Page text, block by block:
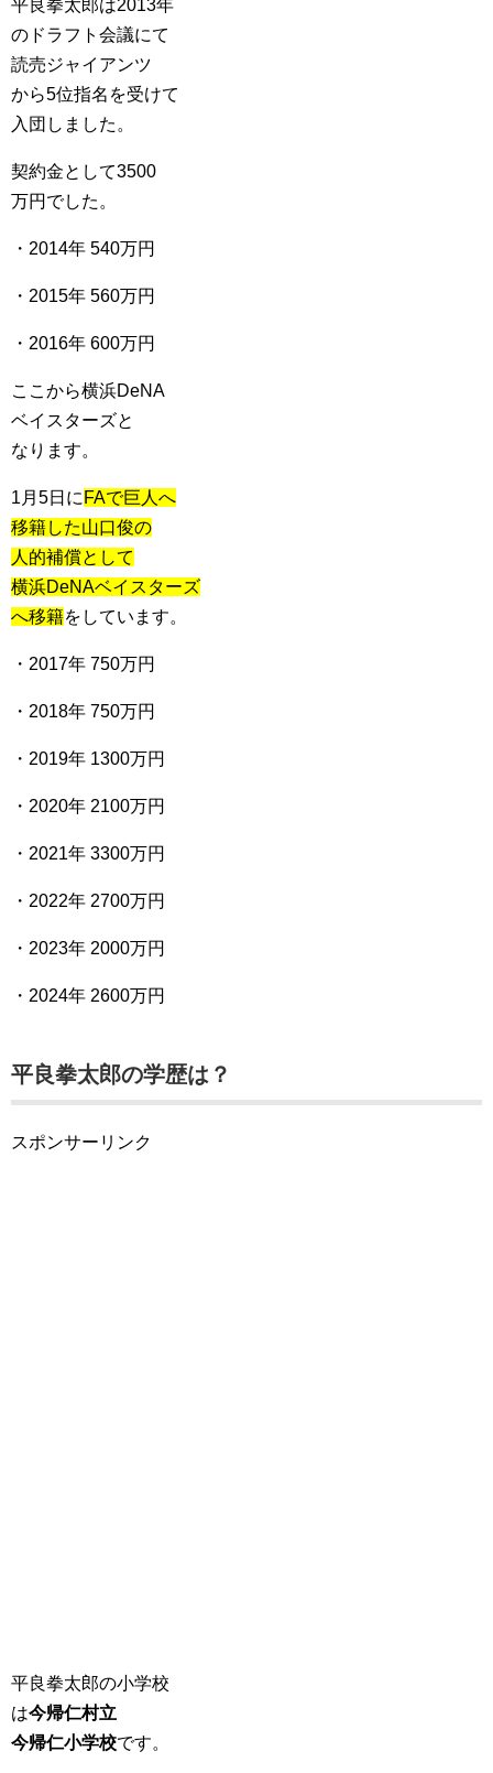
平良拳太郎は2013年
のドラフト会議にて
読売ジャイアンツ
から5位指名を受けて
入団しました。
契約金として3500
万円でした。
・2014年 540万円
・2015年 560万円
・2016年 600万円
ここから横浜DeNA
ベイスターズと
なります。
1月5日に FAで巨人へ
移籍した山口俊の
人的補償として
横浜DeNAベイスターズ
へ移籍をしています。
・2017年 750万円
・2018年 750万円
・2019年 1300万円
・2020年 2100万円
・2021年 3300万円
・2022年 2700万円
・2023年 2000万円
・2024年 2600万円
平良拳太郎の学歴は？
スポンサーリンク
平良拳太郎の小学校
は今帰仁村立
今帰仁小学校です。